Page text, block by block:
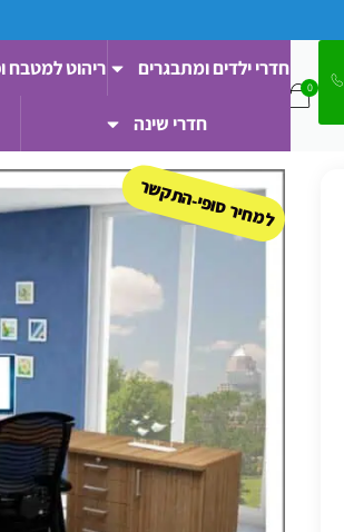
חדרי ילדים ומתבגרים ריהוט למטבח
חדרי שינה
למחיר סופי-התקשר